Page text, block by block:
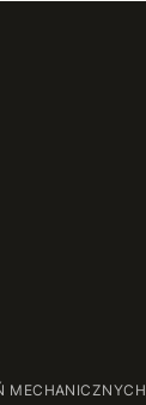
MECHANICZNYCH